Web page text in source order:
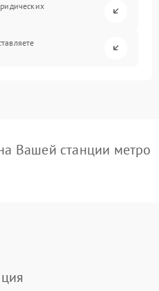
Вашей станции метро